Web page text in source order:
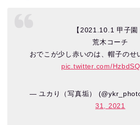
【2021.10.1 甲子園
荒木コーチ
おでこが少し赤いのは、帽子のせ
pic.twitter.com/
— ユカり（写真垢）
31, 2021